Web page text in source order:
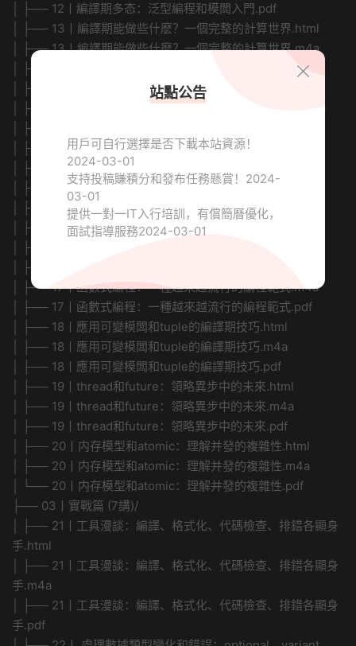
│ ├── 12丨編譯期多态：泛型編程和模闆入門.pdf
│ ├── 13丨編譯期能做些什麽？一個完整的計算世界.html
│ ├── 13丨編譯期能做些什麽？一個完整的計算世界.m4a
│ ├── 13丨編譯期能做些什麽？一個完整的計算世界.pdf
│ ├── 14丨SFINAE：不是錯誤的替換失敗是怎麽回事.html
│ ├── 14丨SFINAE：不是錯誤的替換失敗是怎麽回事.m4a
│ ├── 14丨SFINAE：不是錯誤的替換失敗是怎麽回事.pdf
│ ├── 15丨constexpr：一個常态的世界.html
│ ├── 15丨constexpr：一個常态的世界.m4a
│ ├── 15丨constexpr：一個常态的世界.pdf
│ ├── 16丨函數對象和lambda：進入函數式編程.html
│ ├── 16丨函數對象和lambda：進入函數式編程.m4a
│ ├── 16丨函數對象和lambda：進入函數式編程.pdf
│ ├── 17丨函數式編程：一種越來越流行的編程範式.html
│ ├── 17丨函數式編程：一種越來越流行的編程範式.m4a
│ ├── 17丨函數式編程：一種越來越流行的編程範式.pdf
│ ├── 18丨應用可變模闆和tuple的編譯期技巧.html
│ ├── 18丨應用可變模闆和tuple的編譯期技巧.m4a
│ ├── 18丨應用可變模闆和tuple的編譯期技巧.pdf
│ ├── 19丨thread和future：領略異步中的未來.html
│ ├── 19丨thread和future：領略異步中的未來.m4a
│ ├── 19丨thread和future：領略異步中的未來.pdf
│ ├── 20丨内存模型和atomic：理解并發的複雜性.html
│ ├── 20丨内存模型和atomic：理解并發的複雜性.m4a
│ └── 20丨内存模型和atomic：理解并發的複雜性.pdf
├── 03丨實戰篇 (7講)/
│ ├── 21丨工具漫談：編譯、格式化、代碼檢查、排錯各顯身
手.html
│ ├── 21丨工具漫談：編譯、格式化、代碼檢查、排錯各顯身
手.m4a
│ ├── 21丨工具漫談：編譯、格式化、代碼檢查、排錯各顯身
手.pdf
站點公告
用戶可自行選擇是否下載本站資源！
2024-03-01
支持投稿賺積分和發布任務懸賞！ 2024-
03-01
提供一對一IT入行培訓，有償簡曆優化，
面試指導服務2024-03-01